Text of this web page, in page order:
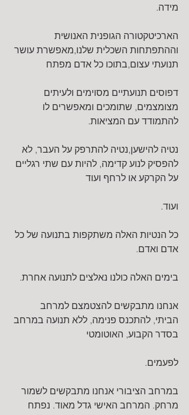
מידה.
הארכיטקטורה הגופנית האנושית
וההתפתחות השכלית שלנו,מאפשרת עושר
תנועתי עצום,בתוכו כל אדם מפתח
דפוסים תנועתיים מסוימים ולעיתים
מצומצמים, שתומכים ומאפשרים לו
להתמודד עם המציאות.
נטיה להישען,נטיה להתרפק על העבר, לא
להפסיק לנוע קדימה, להיות עם שתי רגליים
על הקרקע או לרחף ועוד
ועוד.
כל הנטיות האלה משתקפות בתנועה של כל
אדם ואדם.
בימים האלה כולנו נאלצים לתנועה אחרת.
אנחנו מתבקשים להצטמצם למרחב
הביתי, להתכנס פנימה, ללא תנועה במרחב
בסדר הקבוע, האוטומטי
לפעמים.
במרחב הציבורי אנחנו מתבקשים לשמור
מרחק. המרחב האישי גדל מאוד. נפתח